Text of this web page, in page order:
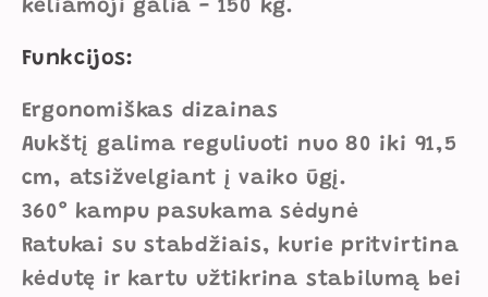
keliamoji galia - 150 kg.
Funkcijos:
Ergonomiškas dizainas
Aukštį galima reguliuoti nuo 80 iki 91,5
cm, atsižvelgiant į vaiko ūgį.
360° kampu pasukama sėdynė
Ratukai su stabdžiais, kurie pritvirtina
kėdutę ir kartu užtikrina stabilumą bei